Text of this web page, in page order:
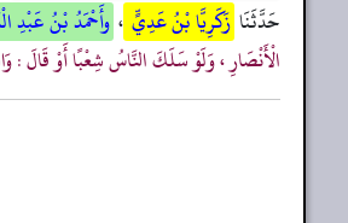
حَدَّثَنَا زَكَرِيَّا بْنُ عَدِيٍّ ، وأَحْمَدُ بْنُ عَبْدِ
الْأَنْصَارِ ، وَلَوْ سَلَكَ النَّاسُ شِعْبًا أَوْ قَالَ :